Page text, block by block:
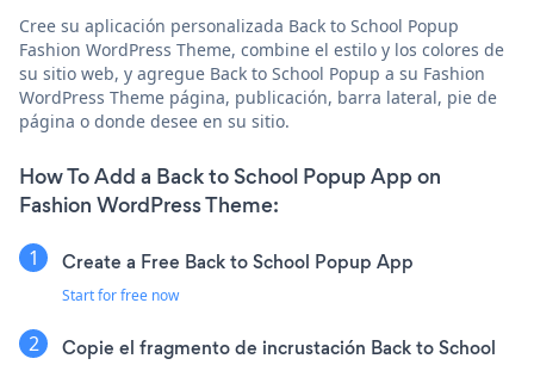
Cree su aplicación personalizada Back to School Popup
Fashion WordPress Theme, combine el estilo y los colores de
su sitio web, y agregue Back to School Popup a su Fashion
WordPress Theme página, publicación, barra lateral, pie de
página o donde desee en su sitio.
How To Add a Back to School Popup App on
Fashion WordPress Theme:
Create a Free Back to School Popup App
Start for free now
Copie el fragmento de incrustación Back to School